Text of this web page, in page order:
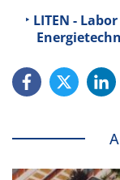
LITEN -